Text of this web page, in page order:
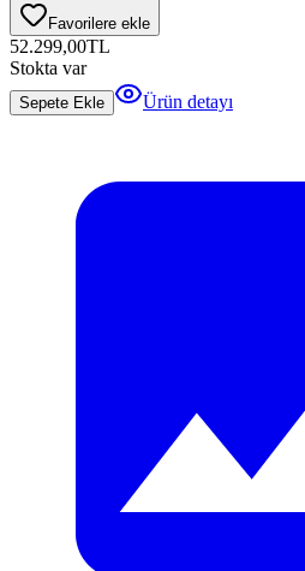
Favorilere ekle
52.299,00TL
Stokta var
Sepete Ekle Ürün detayı